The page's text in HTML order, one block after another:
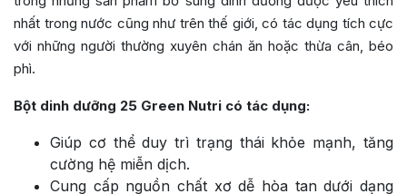
nhất trong nước cũng như trên thế giới, có tác dụng tích cực
với những người thường xuyên chán ăn hoặc thừa cân, béo
phì.
Bột dinh dưỡng 25 Green Nutri có tác dụng:
Giúp cơ thể duy trì trạng thái khỏe mạnh, tăng
cường hệ miễn dịch.
Cung cấp nguồn chất xơ dễ hòa tan dưới dạng